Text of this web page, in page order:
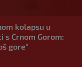
kolapsu u
s Crnom Gorom:
gore"